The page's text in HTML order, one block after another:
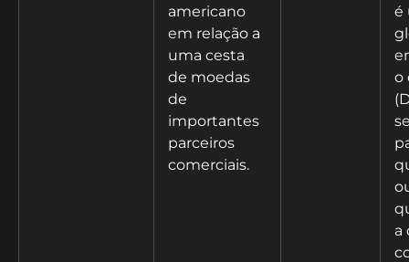
americano
em relação a
uma cesta
de moedas
de
importantes
parceiros
comerciais.
é
o
a